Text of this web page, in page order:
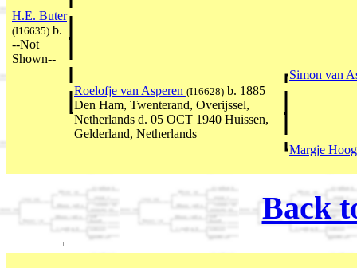
H.E. Buter
(I16635) b.
--Not
Shown--
Simon van
Roelofje van Asperen (I16628) b. 1885
Den Ham, Twenterand, Overijssel,
Netherlands d. 05 OCT 1940 Huissen,
Gelderland, Netherlands
Margje
Back